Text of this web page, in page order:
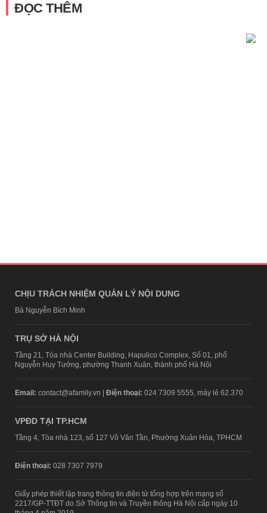
ĐỌC THÊM
CHỊU TRÁCH NHIỆM QUẢN LÝ NỘI DUNG
Bà Nguyễn Bích Minh
TRỤ SỞ HÀ NỘI
Tầng 21, Tòa nhà Center Building, Hapulico Complex, Số 01, phố
Nguyễn Huy Tưởng, phường Thanh Xuân, thành phố Hà Nội
Email: contact@afamily.vn | Điện thoại: 024 7309 5555, máy lẻ 62.370
VPĐD TẠI TP.HCM
Tầng 4, Tòa nhà 123, số 127 Võ Văn Tần, Phường Xuân Hòa, TPHCM
Điện thoại: 028 7307 7979
Giấy phép thiết lập trang thông tin điện tử tổng hợp trên mạng số
2217/GP-TTĐT do Sở Thông tin và Truyền thông Hà Nội cấp ngày 10